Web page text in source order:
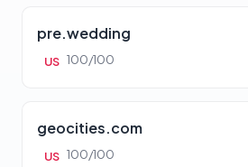
pre.wedding
US 100/100
geocities.com
US 100/100